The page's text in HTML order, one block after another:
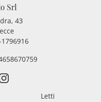
Srl
43
Letti